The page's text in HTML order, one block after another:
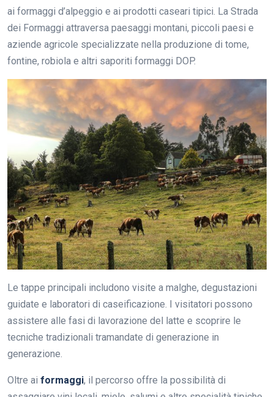
ai formaggi d’alpeggio e ai prodotti caseari tipici. La Strada
dei Formaggi attraversa paesaggi montani, piccoli paesi e
aziende agricole specializzate nella produzione di tome,
fontine, robiola e altri saporiti formaggi DOP.
Le tappe principali includono visite a malghe, degustazioni
guidate e laboratori di caseificazione. I visitatori possono
assistere alle fasi di lavorazione del latte e scoprire le
tecniche tradizionali tramandate di generazione in
generazione.
Oltre ai formaggi, il percorso offre la possibilità di